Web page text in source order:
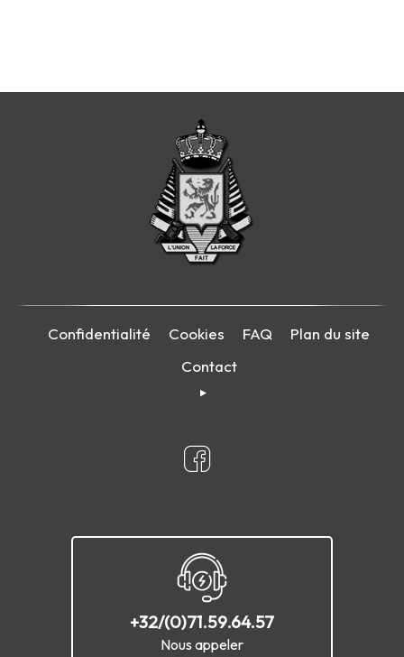
Confidentialité Cookies FAQ
Plan du site
Contact
+32/(0)71.59.64.57
Nous appeler